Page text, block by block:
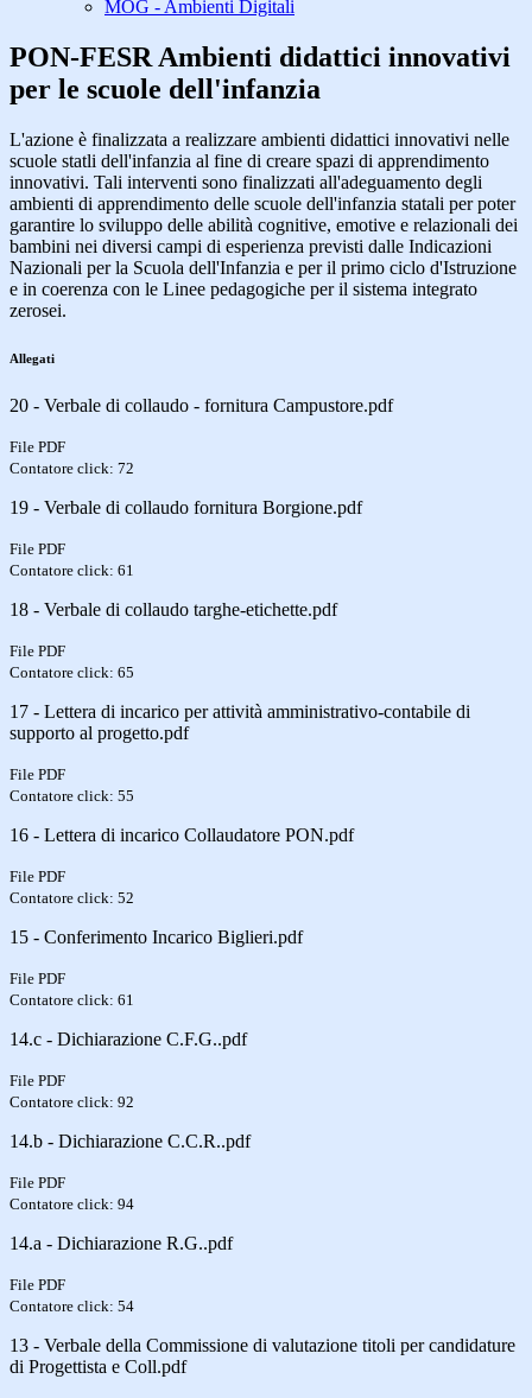
MOG - Ambienti Digitali
PON-FESR Ambienti didattici innovativi
per le scuole dell'infanzia
L'azione è finalizzata a realizzare ambienti didattici innovativi nelle
scuole statli dell'infanzia al fine di creare spazi di apprendimento
innovativi. Tali interventi sono finalizzati all'adeguamento degli
ambienti di apprendimento delle scuole dell'infanzia statali per poter
garantire lo sviluppo delle abilità cognitive, emotive e relazionali dei
bambini nei diversi campi di esperienza previsti dalle Indicazioni
Nazionali per la Scuola dell'Infanzia e per il primo ciclo d'Istruzione
e in coerenza con le Linee pedagogiche per il sistema integrato
zerosei.
Allegati
20 - Verbale di collaudo - fornitura Campustore.pdf
File PDF
Contatore click: 72
19 - Verbale di collaudo fornitura Borgione.pdf
File PDF
Contatore click: 61
18 - Verbale di collaudo targhe-etichette.pdf
File PDF
Contatore click: 65
17 - Lettera di incarico per attività amministrativo-contabile di
supporto al progetto.pdf
File PDF
Contatore click: 55
16 - Lettera di incarico Collaudatore PON.pdf
File PDF
Contatore click: 52
15 - Conferimento Incarico Biglieri.pdf
File PDF
Contatore click: 61
14.c - Dichiarazione C.F.G..pdf
File PDF
Contatore click: 92
14.b - Dichiarazione C.C.R..pdf
File PDF
Contatore click: 94
14.a - Dichiarazione R.G..pdf
File PDF
Contatore click: 54
13 - Verbale della Commissione di valutazione titoli per candidature
di Progettista e Coll.pdf